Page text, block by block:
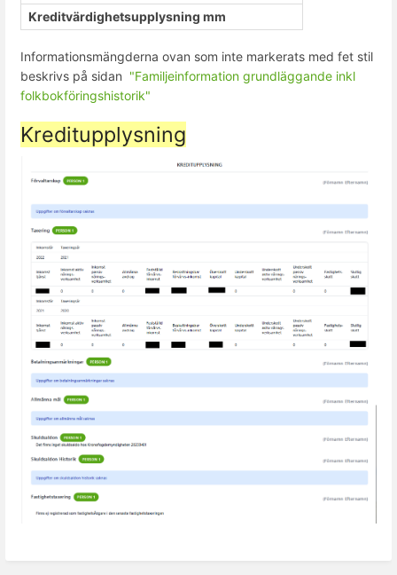
Kreditvärdighetsupplysning mm
Informationsmängderna ovan som inte markerats med fet stil
beskrivs på sidan "Familjeinformation grundläggande inkl
folkbokföringshistorik"
Kreditupplysning